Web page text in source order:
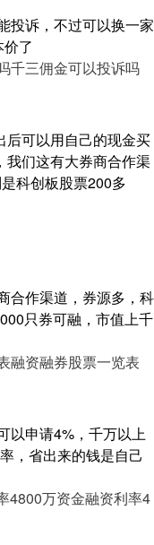
投诉，不过可以换一家
了
千三佣金可以投诉吗
后可以用自己的现金买
我们这有大券商合作渠
科创板股票200多
合作渠道，券源多，科
只券可融，市值上千
融资融券股票一览表
以申请4%，千万以上
，省出来的钱是自己
4800万资金融资利率4